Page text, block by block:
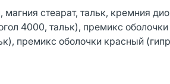
стеарат, тальк, кремния
4000, тальк), премикс
премикс оболочки красный